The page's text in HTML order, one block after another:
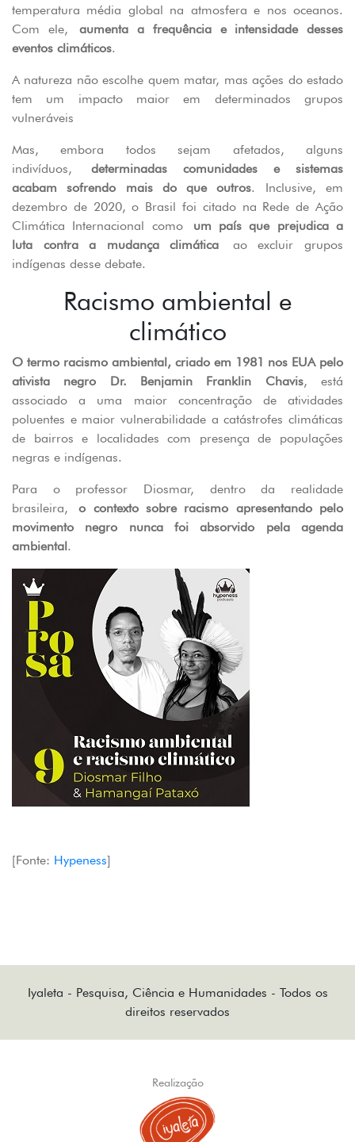
temperatura média global na atmosfera e nos oceanos.
Com ele,aumenta a frequência e intensidade desses
eventos climáticos.
A natureza não escolhe quem matar, mas ações do estado
tem um impacto maior em determinados grupos
vulneráveis
Mas, embora todos sejam afetados, alguns
indivíduos, determinadas comunidades e sistemas
acabam sofrendo mais do que outros. Inclusive, em
dezembro de 2020, o Brasil foi citado na Rede de Ação
Climática Internacional como um país que prejudica a
luta contra a mudança climática ao excluir grupos
indígenas desse debate.
Racismo ambiental e
climático
O termo racismo ambiental, criado em 1981 nos EUA pelo
ativista negro Dr. Benjamin Franklin Chavis, está
associado a uma maior concentração de atividades
poluentes e maior vulnerabilidade a catástrofes climáticas
de bairros e localidades com presença de populações
negras e indígenas.
Para o professor Diosmar, dentro da realidade
brasileira,o contexto sobre racismo apresentando pelo
movimento negro nunca foi absorvido pela agenda
ambiental.
[Fonte: Hypeness]
Iyaleta - Pesquisa, Ciência e Humanidades - Todos os
direitos reservados
Realização